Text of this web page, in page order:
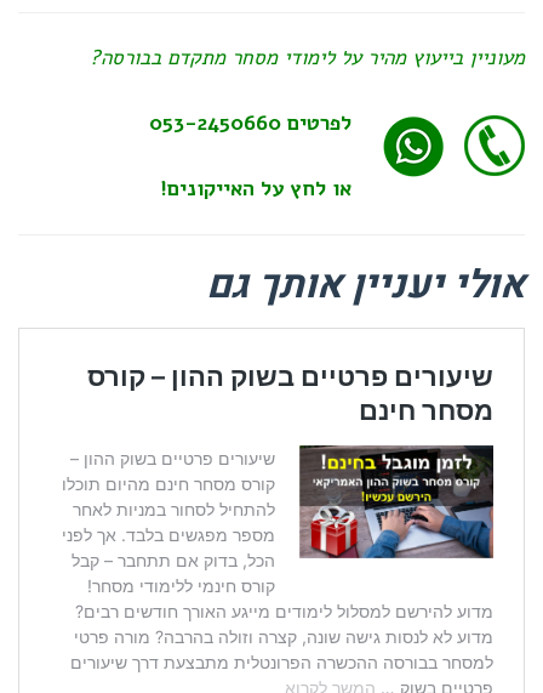
מעוניין בייעוץ מהיר על לימודי מסחר מתקדם בבורסה?
לפרטים
או לחץ על האייקונים!
אולי יעניין אותך גם